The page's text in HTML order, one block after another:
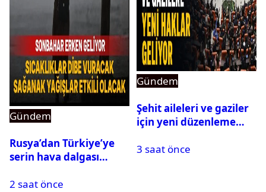
Gündem
Rusya’dan Türkiye’ye
serin hava dalgası
düşecek
2 saat önce
Gündem
Şehit aileleri ve gaziler
için yeni düzenleme
3 saat önce